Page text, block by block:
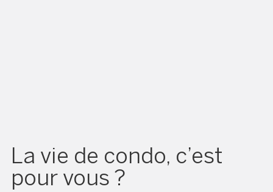
La vie de condo, c’est
pour vous ?